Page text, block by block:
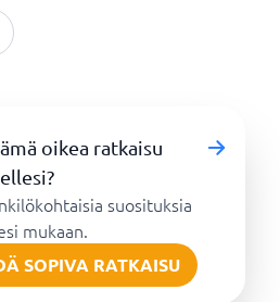
oikea ratkaisu
suosituksia
mukaan.
SOPIVA RATKAISU